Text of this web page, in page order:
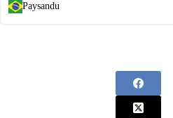
Paysandu